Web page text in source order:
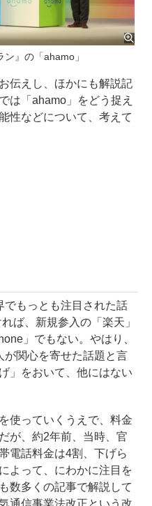
』の「ahamo」
伝えし、ほかにも解説記
は「ahamo」をどう捉え
性などについて、考えて
もっとも注目された話
ば、新規参入の「楽天」
」でもない。やはり、
が関心を寄せた話題と言
」をおいて、他にはない
使っていくうえで、料金
が、約2年前、当時、官
電話料金は4割、下げら
よって、にわかに注目を
数多くの記事で解説して
通信事業法改正という改